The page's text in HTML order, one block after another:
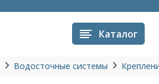
Каталог
Водосточные системы